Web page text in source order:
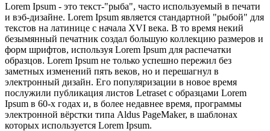
Lorem Ipsum - это текст-"рыба", часто используемый в печати
и вэб-дизайне. Lorem Ipsum является стандартной "рыбой" для
текстов на латинице с начала XVI века. В то время некий
безымянный печатник создал большую коллекцию размеров и
форм шрифтов, используя Lorem Ipsum для распечатки
образцов. Lorem Ipsum не только успешно пережил без
заметных изменений пять веков, но и перешагнул в
электронный дизайн. Его популяризации в новое время
послужили публикация листов Letraset с образцами Lorem
Ipsum в 60-х годах и, в более недавнее время, программы
электронной вёрстки типа Aldus PageMaker, в шаблонах
которых используется Lorem Ipsum.